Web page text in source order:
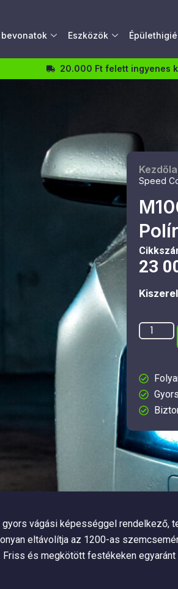
Eszközök
20.000 Ft felett ingyenes
Speed
23
gyors vágási képességgel rendelkező,
eltávolítja az 1200-as
és megkötött festékeken